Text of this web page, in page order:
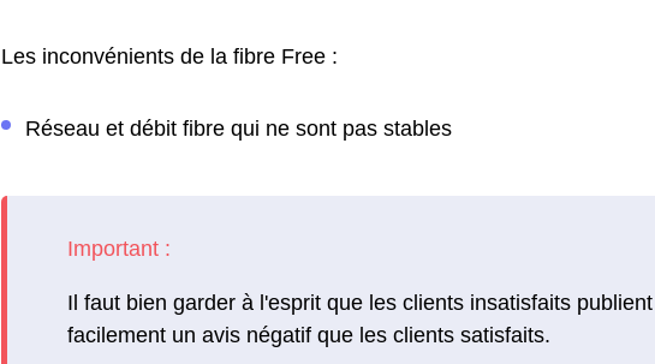
Les inconvénients de la fibre Free :
Réseau et débit fibre qui ne sont pas stables
Il faut bien garder à l'esprit que les clients insatisfaits
facilement un avis négatif que les clients satisfaits.